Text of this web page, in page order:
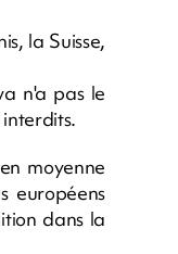
la Suisse,
n'a pas le
moyenne
européens
dans la